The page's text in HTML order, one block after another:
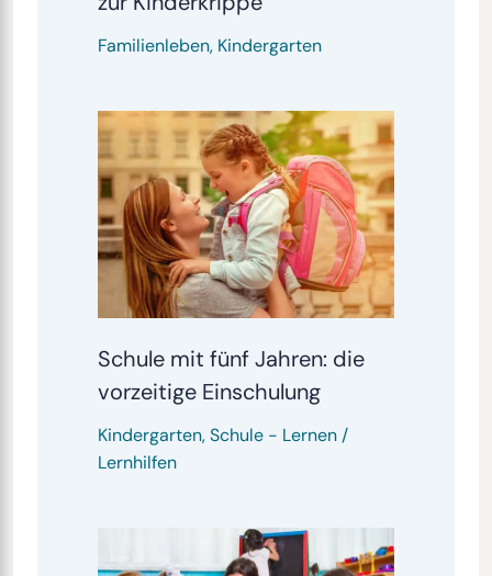
Familienleben, Kindergarten
Schule mit fünf Jahren: die
vorzeitige Einschulung
Kindergarten,Schule- Lernen /
Lernhilfen